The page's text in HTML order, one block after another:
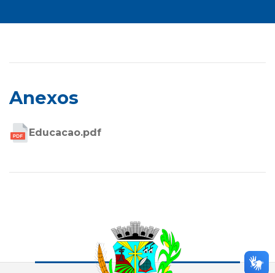
Anexos
Educacao.pdf